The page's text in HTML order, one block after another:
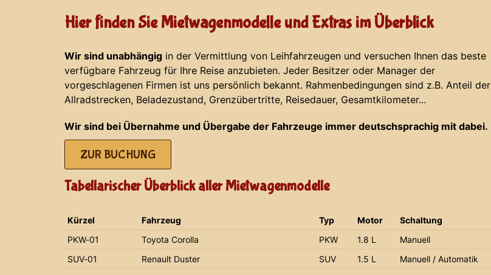
Hier finden Sie Mietwagenmodelle und Extras im Überblick
Wir sind unabhängig in der Vermittlung von Leihfahrzeugen und versuchen Ihnen das beste
verfügbare Fahrzeug für Ihre Reise anzubieten. Jeder Besitzer oder Manager der
vorgeschlagenen Firmen ist uns persönlich bekannt. Rahmenbedingungen sind z.B. Anteil der
Allradstrecken, Beladezustand, Grenzübertritte, Reisedauer, Gesamtkilometer...
Wir sind bei Übernahme und Übergabe der Fahrzeuge immer deutschsprachig mit dabei.
ZUR BUCHUNG
Tabellarischer Überblick aller Mietwagenmodelle
Kürzel Fahrzeug Typ Motor
Schaltung
PKW-01
Toyota Corolla PKW 1.8 L
Manuell
SUV-01
Renault Duster SUV 1.5 L
Manuell / Automatik